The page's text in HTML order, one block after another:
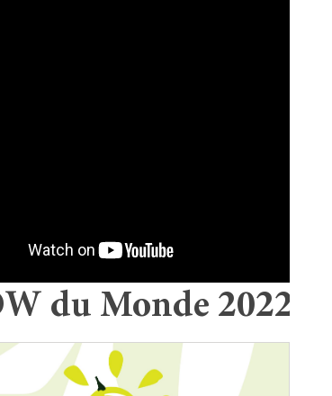
du Monde 2022